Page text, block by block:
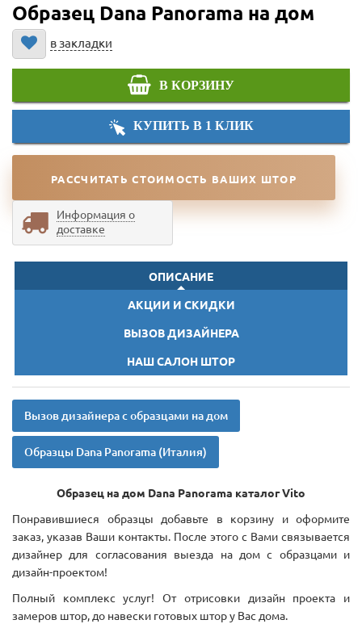
Образец Dana Panorama на дом
в закладки
В КОРЗИНУ
КУПИТЬ В 1 КЛИК
РАССЧИТАТЬ СТОИМОСТЬ ВАШИХ ШТОР
Информация о
доставке
ОПИСАНИЕ
АКЦИИ И СКИДКИ
ВЫЗОВ ДИЗАЙНЕРА
НАШ САЛОН ШТОР
Вызов дизайнера с образцами на дом
Образцы Dana Panorama (Италия)
Образец на дом Dana Panorama каталог Vito
Понравившиеся образцы добавьте в корзину и оформите
заказ, указав Ваши контакты. После этого с Вами связывается
дизайнер для согласования выезда на дом с образцами и
дизайн-проектом!
Полный комплекс услуг! От отрисовки дизайн проекта и
замеров штор, до навески готовых штор у Вас дома.